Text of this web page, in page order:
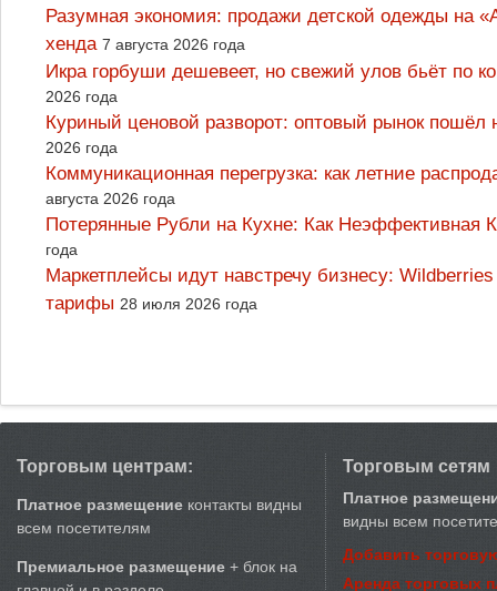
Разумная экономия: продажи детской одежды на
хенда 7 августа 2026 года
Икра горбуши дешевеет, но свежий улов бьёт по
2026 года
Куриный ценовой разворот: оптовый рынок
2026 года
Коммуникационная перегрузка: как летние
августа 2026 года
Потерянные Рубли на Кухне: Как
года
Маркетплейсы идут навстречу бизнесу:
тарифы 28 июля 2026 года
Торговым центрам:
Платное размещение контакты видны
всем посетителям
Премиальное размещение + блок на
Торговым сетям
Платное
видны всем
Добавить
Аренда торговых